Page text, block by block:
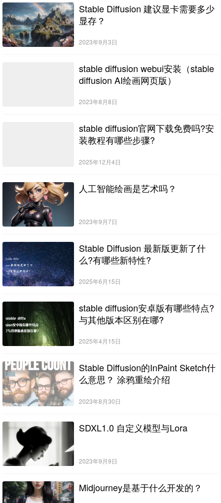
Stable Diffusion 建议显卡需要多少
显存？
2023年9月3日
stable diffusion webui安装（stable
diffusion AI绘画网页版）
2023年8月8日
stable diffusion官网下载免费吗?安
装教程有哪些步骤?
2025年12月4日
人工智能绘画是艺术吗？
2023年9月7日
Stable Diffusion 最新版更新了什
么?有哪些新特性?
2025年6月15日
stable diffusion安卓版有哪些特点?
与其他版本区别在哪?
2025年4月15日
Stable Diffusion的InPaint Sketch什
么意思？ 涂鸦重绘介绍
2023年8月30日
SDXL1.0 自定义模型与Lora
2023年9月9日
Midjourney是基于什么开发的？